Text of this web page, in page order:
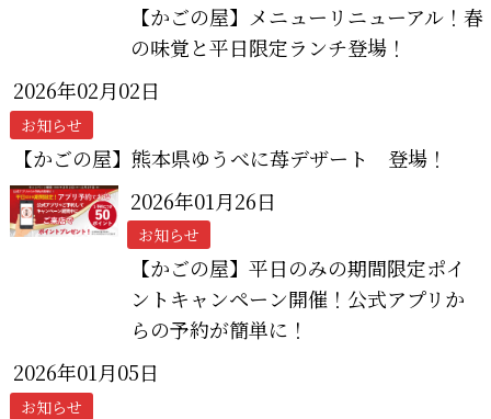
【かごの屋】メニューリニューアル！春
の味覚と平日限定ランチ登場！
2026年02月02日
お知らせ
【かごの屋】熊本県ゆうべに苺デザート 登場！
2026年01月26日
お知らせ
【かごの屋】平日のみの期間限定ポイ
ントキャンペーン開催！公式アプリか
らの予約が簡単に！
2026年01月05日
お知らせ